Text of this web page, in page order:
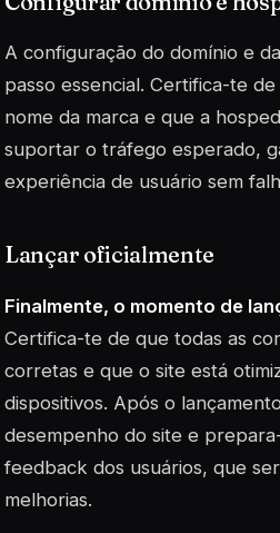
A configuração do domínio e
passo essencial. Certifica-te
nome da marca e que a
suportar o tráfego esperado,
experiência de usuário sem
Lançar oficialmente
Finalmente, o momento de
Certifica-te de que todas as
corretas e que o site está
dispositivos. Após o
desempenho do site e
feedback dos usuários, que
melhorias.